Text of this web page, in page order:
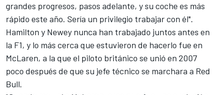
grandes progresos, pasos adelante, y su coche es más
rápido este año. Sería un privilegio trabajar con él".
Hamilton y Newey nunca han trabajado juntos antes en
la F1, y lo más cerca que estuvieron de hacerlo fue en
McLaren, a la que el piloto británico se unió en 2007
poco después de que su jefe técnico se marchara a Red
Bull.